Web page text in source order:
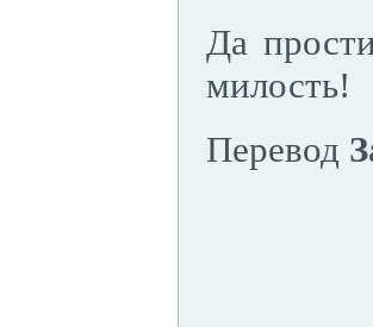
Да
милость!
Перевод